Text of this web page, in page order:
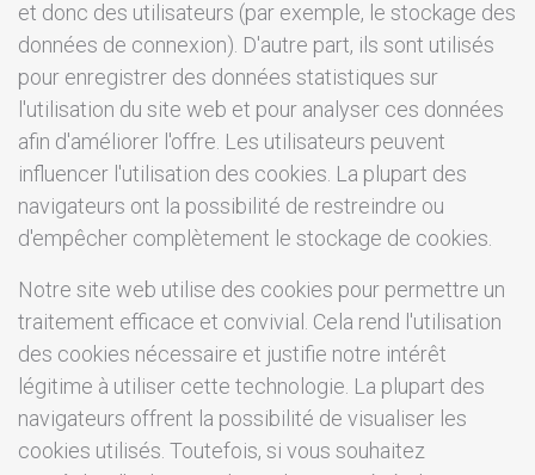
et donc des utilisateurs (par exemple, le stockage des
données de connexion). D'autre part, ils sont utilisés
pour enregistrer des données statistiques sur
l'utilisation du site web et pour analyser ces données
afin d'améliorer l'offre. Les utilisateurs peuvent
influencer l'utilisation des cookies. La plupart des
navigateurs ont la possibilité de restreindre ou
d'empêcher complètement le stockage de cookies.
Notre site web utilise des cookies pour permettre un
traitement efficace et convivial. Cela rend l'utilisation
des cookies nécessaire et justifie notre intérêt
légitime à utiliser cette technologie. La plupart des
navigateurs offrent la possibilité de visualiser les
cookies utilisés. Toutefois, si vous souhaitez